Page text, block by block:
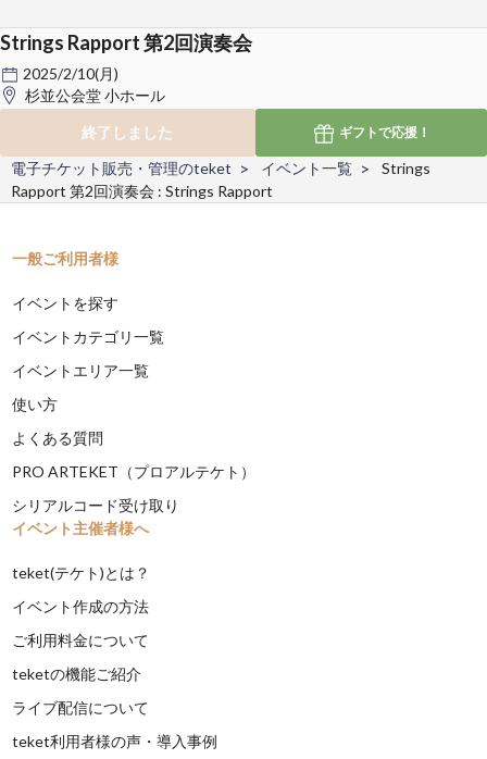
Strings Rapport 第2回演奏会
2025/2/10(月)
杉並公会堂 小ホール
終了しました
ギフトで応援！
電子チケット販売・管理のteket イベント一覧
Strings
Rapport 第2回演奏会 : Strings Rapport
一般ご利用者様
イベントを探す
イベントカテゴリ一覧
イベントエリア一覧
使い方
よくある質問
PRO ARTEKET（プロアルテケト）
シリアルコード受け取り
イベント主催者様へ
teket(テケト)とは？
イベント作成の方法
ご利用料金について
teketの機能ご紹介
ライブ配信について
teket利用者様の声・導入事例